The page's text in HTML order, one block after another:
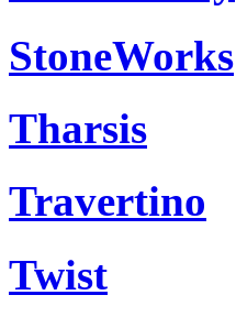
StoneWorks
Tharsis
Travertino
Twist